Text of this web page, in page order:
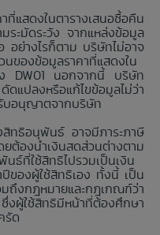
ที่แสดงในตารางเสนอซื้อคืน
ระมัดระวัง จากแหล่งข้อมูล
อย่างไรก็ตาม บริษัทไม่อาจ
ของข้อมูลราคาที่แสดงใน
ง DW01 นอกจากนี้ บริษัท
แปลงหรือแก้ไขข้อมูลไม่ว่า
บอนุญาตจากบริษัท
ทธิอนุพันธ์ อาจมีภาระภาษี
องนำเงินสดส่วนต่างตาม
ธ์ที่ใช้สิทธิไปรวมเป็นเงิน
ปีของผู้ใช้สิทธิเอง ทั้งนี้ เป็น
งกฎหมายและกฎเกณฑ์ว่า
ผู้ใช้สิทธิมีหน้าที่ต้องศึกษา
รัด